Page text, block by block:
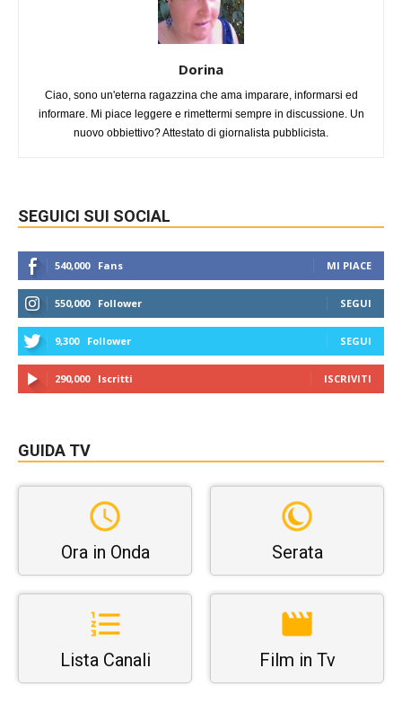
Dorina
Ciao, sono un'eterna ragazzina che ama imparare, informarsi ed
informare. Mi piace leggere e rimettermi sempre in discussione. Un
nuovo obbiettivo? Attestato di giornalista pubblicista.
SEGUICI SUI SOCIAL
540,000 Fans MI PIACE
550,000 Follower SEGUI
9,300 Follower SEGUI
290,000 Iscritti ISCRIVITI
GUIDA TV
Ora in Onda Serata
Lista Canali Film in Tv